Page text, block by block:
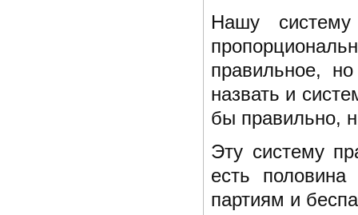
Нашу
правильное,
назвать и
бы правильно,
Эту систему
есть
партиям и